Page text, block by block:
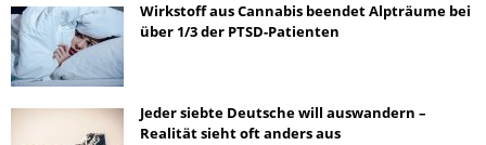
Wirkstoff aus Cannabis beendet Alpträume bei
über 1/3 der PTSD-Patienten
Jeder siebte Deutsche will auswandern –
Realität sieht oft anders aus